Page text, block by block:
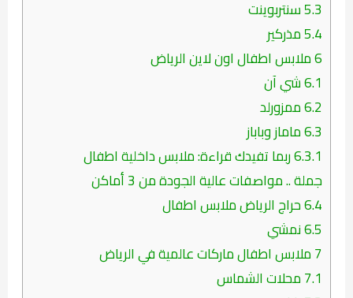
5.3سنتربوينت
5.4مذركير
6ملابس اطفال اون لاين الرياض
6.1شي آن
6.2ممزورلد
6.3ماماز وباباز
6.3.1ربما تفيدك قراءة: ملابس داخلية اطفال
جملة .. مواصفات عالية الجودة من 3 أماكن
6.4حراج الرياض ملابس اطفال
6.5نمشي
7ملابس اطفال ماركات عالمية في الرياض
7.1محلات الشماس